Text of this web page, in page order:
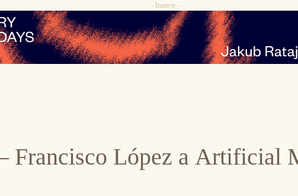
- Inzerce -
Francisco López a Artificial